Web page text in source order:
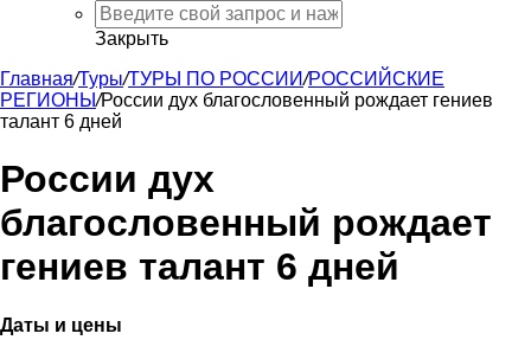
Закрыть
Главная/Туры/ТУРЫ ПО РОССИИ/РОССИЙСКИЕ
РЕГИОНЫ/России дух благословенный рождает гениев
талант 6 дней
России дух
благословенный рождает
гениев талант 6 дней
Даты и цены